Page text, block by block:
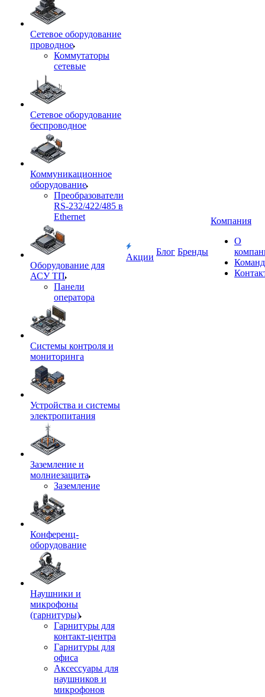
Сетевое оборудование
проводное
Коммутаторы
сетевые
Сетевое оборудование
беспроводное
Коммуникационное
оборудование
Преобразователи
RS-232/422/485 в
Ethernet
Оборудование для
АСУ ТП
Панели
оператора
Системы контроля и
мониторинга
Устройства и системы
электропитания
Заземление и
молниезащита
Заземление
Конференц-
оборудование
Наушники и
микрофоны
(гарнитуры)
Гарнитуры для
контакт-центра
Гарнитуры для
офиса
Аксессуары для
наушников и
микрофонов
Акции
Блог Бренды
Компания
О